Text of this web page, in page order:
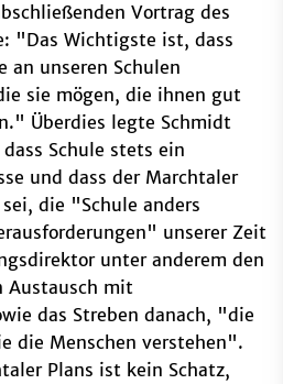
Vortrag des
"Das Wichtigste ist, dass
an unseren Schulen
sie mögen, die ihnen gut
Überdies legte Schmidt
Schule stets ein
und dass der Marchtaler
die "Schule anders
unserer Zeit
unter anderem den
Austausch mit
das Streben danach, "die
die Menschen verstehen".
Plans ist kein Schatz,